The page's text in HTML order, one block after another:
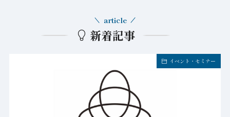
新着記事
article
イベント・セミナー